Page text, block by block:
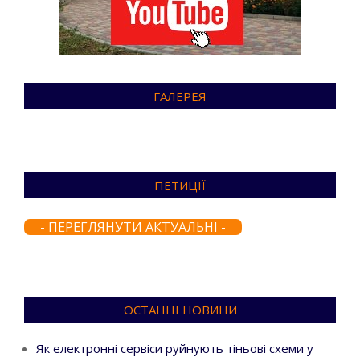
ГАЛЕРЕЯ
ПЕТИЦІЇ
- ПЕРЕГЛЯНУТИ АКТУАЛЬНІ -
ОСТАННІ НОВИНИ
Як електронні сервіси руйнують тіньові схеми у